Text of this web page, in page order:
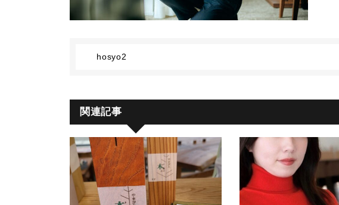
hosyo2
関連記事